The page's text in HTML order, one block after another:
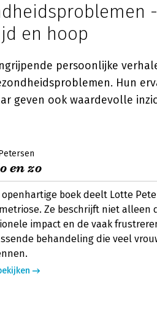
en hoop
persoonlijke
Hun
geven ook waardevolle
en zo
boek deelt Lotte
Ze beschrijft niet alleen
impact en de vaak
behandeling die veel